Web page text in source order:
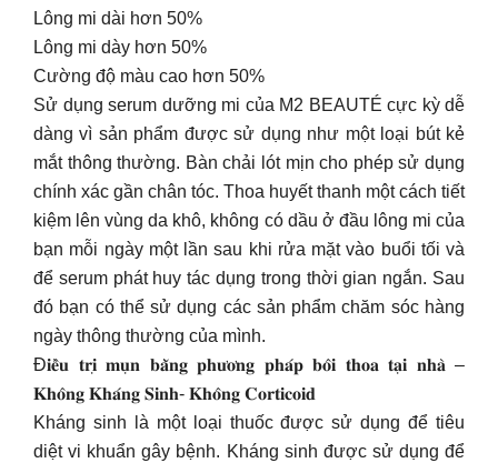
Lông mi dài hơn 50%
Lông mi dày hơn 50%
Cường độ màu cao hơn 50%
Sử dụng serum dưỡng mi của M2 BEAUTÉ cực kỳ dễ
dàng vì sản phẩm được sử dụng như một loại bút kẻ
mắt thông thường. Bàn chải lót mịn cho phép sử dụng
chính xác gần chân tóc. Thoa huyết thanh một cách tiết
kiệm lên vùng da khô, không có dầu ở đầu lông mi của
bạn mỗi ngày một lần sau khi rửa mặt vào buổi tối và
để serum phát huy tác dụng trong thời gian ngắn. Sau
đó bạn có thể sử dụng các sản phẩm chăm sóc hàng
ngày thông thường của mình.
Đ𝐢𝐞̂̀𝐮 𝐭𝐫𝐢̣ 𝐦𝐮̣𝐧 𝐛𝐚̆̀𝐧𝐠 𝐩𝐡𝐮̛𝐨̛𝐧𝐠 𝐩𝐡𝐚́𝐩 𝐛𝐨̂𝐢 𝐭𝐡𝐨𝐚 𝐭𝐚̣𝐢 𝐧𝐡𝐚̀ –
𝐊𝐡𝐨̂𝐧𝐠 𝐊𝐡𝐚́𝐧𝐠 𝐒𝐢𝐧𝐡- 𝐊𝐡𝐨̂𝐧𝐠 𝐂𝐨𝐫𝐭𝐢𝐜𝐨𝐢𝐝
Kháng sinh là một loại thuốc được sử dụng để tiêu
diệt vi khuẩn gây bệnh. Kháng sinh được sử dụng để